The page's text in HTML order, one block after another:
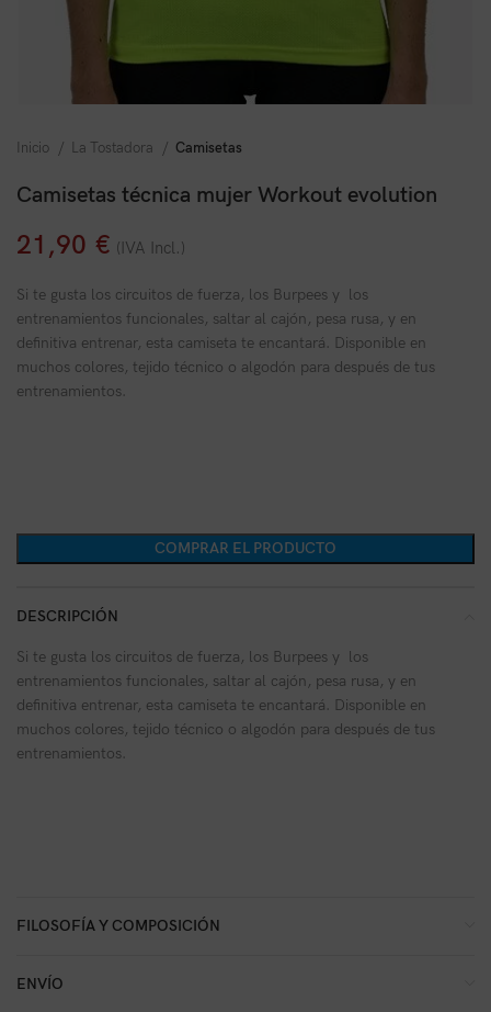
Inicio La Tostadora Camisetas
Camisetas técnica mujer Workout evolution
21,90 € (IVA Incl.)
Si te gusta los circuitos de fuerza, los Burpees y los
entrenamientos funcionales, saltar al cajón, pesa rusa, y en
definitiva entrenar, esta camiseta te encantará. Disponible en
muchos colores, tejido técnico o algodón para después de tus
entrenamientos.
COMPRAR EL PRODUCTO
DESCRIPCIÓN
Si te gusta los circuitos de fuerza, los Burpees y los
entrenamientos funcionales, saltar al cajón, pesa rusa, y en
definitiva entrenar, esta camiseta te encantará. Disponible en
muchos colores, tejido técnico o algodón para después de tus
entrenamientos.
FILOSOFÍA Y COMPOSICIÓN
ENVÍO